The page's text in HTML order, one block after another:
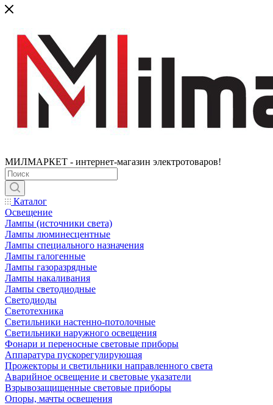
МИЛМАРКЕТ - интернет-магазин электротоваров!
Каталог
Освещение
Лампы (источники света)
Лампы люминесцентные
Лампы специального назначения
Лампы галогенные
Лампы газоразрядные
Лампы накаливания
Лампы светодиодные
Светодиоды
Светотехника
Светильники настенно-потолочные
Светильники наружного освещения
Фонари и переносные световые приборы
Аппаратура пускорегулирующая
Прожекторы и светильники направленного света
Аварийное освещение и световые указатели
Взрывозащищенные световые приборы
Опоры, мачты освещения